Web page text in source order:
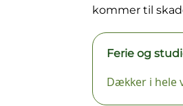
kommer til
Ferie og
Dækker i hele